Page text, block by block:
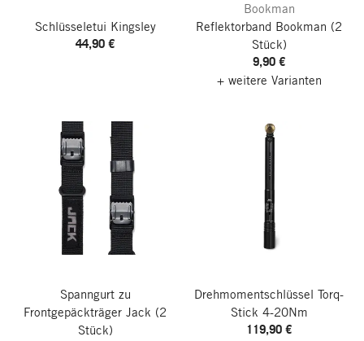
Schlüsseletui Kingsley
44,90 €
Bookman
Reflektorband Bookman (2
Stück)
9,90 €
+ weitere Varianten
Spanngurt zu
Frontgepäckträger Jack (2
Stück)
Drehmomentschlüssel Torq-
Stick 4-20Nm
119,90 €